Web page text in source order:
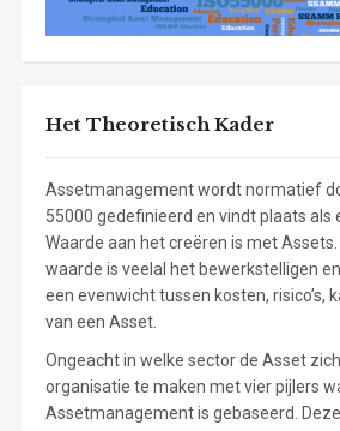
Het Theoretisch Kader
Assetmanagement wordt normatief
55000 gedefinieerd en vindt plaats als
Waarde aan het creëren is met
waarde is veelal het bewerkstelligen
een evenwicht tussen kosten, risico’s,
van een Asset.
Ongeacht in welke sector de Asset
organisatie te maken met vier pijlers
Assetmanagement is gebaseerd.